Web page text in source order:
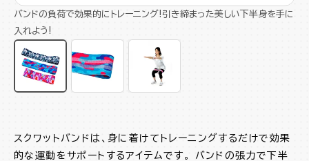
バンドの負荷で効果的にトレーニング!引き締まった美しい下半身を手に
入れよう!
スクワットバンドは、身に着けてトレーニングするだけで効果
的な運動をサポートするアイテムです。 バンドの張力で下半